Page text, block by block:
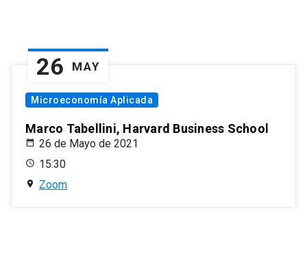
26 MAY
Microeconomía Aplicada
Marco Tabellini, Harvard Business School
26 de Mayo de 2021
15:30
Zoom